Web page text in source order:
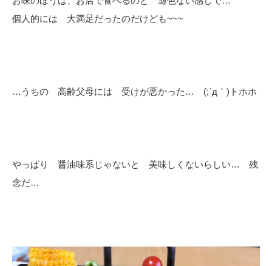
個人的には 大満足だったのだけども~~~
…うちの 高齢父母には 受けが悪かった… (;´д｀)トホホ
やっぱり 醤油味系じゃないと 美味しくないらしい… 残
念だ…